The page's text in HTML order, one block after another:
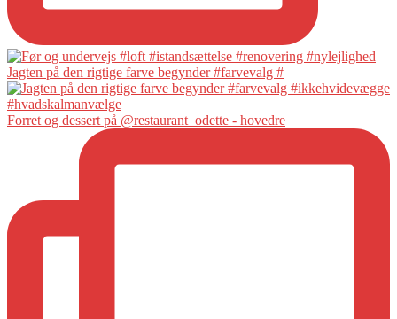
Jagten på den rigtige farve begynder #farvevalg #
Forret og dessert på @restaurant_odette - hovedre